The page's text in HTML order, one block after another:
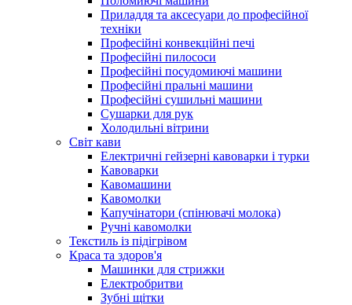
Приладдя та аксесуари до професійної
техніки
Професійні конвекційні печі
Професійні пилососи
Професійні посудомиючі машини
Професійні пральні машини
Професійні сушильні машини
Сушарки для рук
Холодильні вітрини
Світ кави
Електричні гейзерні кавоварки і турки
Кавоварки
Кавомашини
Кавомолки
Капучінатори (спінювачі молока)
Ручні кавомолки
Текстиль із підігрівом
Краса та здоров'я
Машинки для стрижки
Електробритви
Зубні щітки